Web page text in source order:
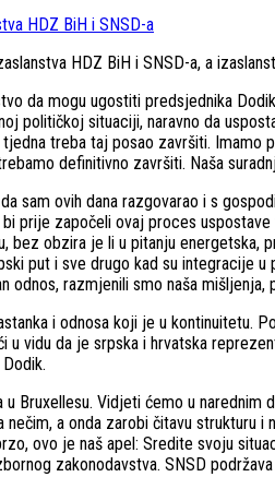
HDZ BiH i SNSD-a, a
da mogu ugostiti predsjednika
političkoj situaciji, naravno da
treba taj posao završiti.
definitivno završiti. Naša
sam ovih dana razgovarao i s
prije započeli ovaj proces
bez obzira je li u pitanju energetska,
put i sve drugo kad su integracije
odnos, razmjenili smo naša
i odnosa koji je u kontinuitetu.
u vidu da je srpska i hrvatska
Bruxellesu. Vidjeti ćemo u
nečim, a onda zarobi čitavu
ovo je naš apel: Sredite svoju
zakonodavstva. SNSD